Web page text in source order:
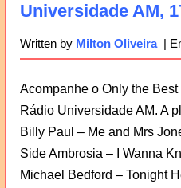
Universidade AM,
Written by Milton Oliveira
Acompanhe o Only the
Rádio Universidade AM. A
Billy Paul – Me and Mrs
Side Ambrosia – I Wanna
Michael Bedford – Tonight